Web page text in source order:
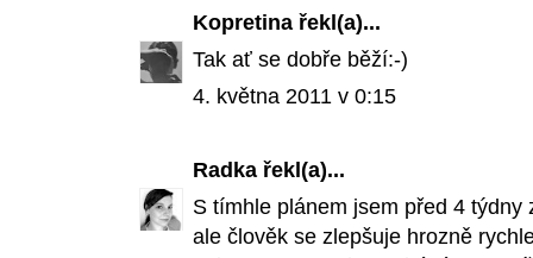
Kopretina řekl(a)...
Tak ať se dobře běží:-)
4. května 2011 v 0:15
Radka řekl(a)...
S tímhle plánem jsem před 4
ale člověk se zlepšuje hrozně